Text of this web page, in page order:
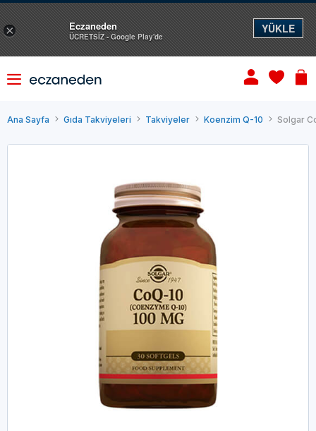
Ana Sayfa Gıda Takviyeleri Takviyeler Koenzim Q-10 Solgar
× Eczaneden
ÜCRETSİZ - Google Play'de
YÜKLE